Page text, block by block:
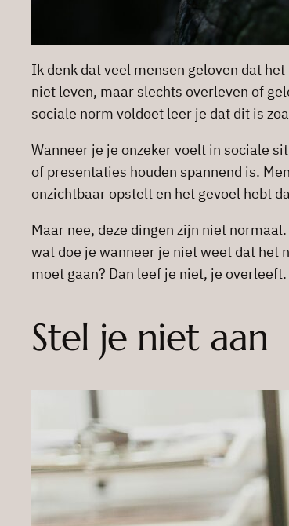
Ik denk dat veel mensen geloven dat
niet leven, maar slechts overleven of
sociale norm voldoet leer je dat dit is
Wanneer je je onzeker voelt in sociale
of presentaties houden spannend is.
onzichtbaar opstelt en het gevoel hebt
Maar nee, deze dingen zijn niet
wat doe je wanneer je niet weet dat het
moet gaan? Dan leef je niet, je
Stel je niet aan